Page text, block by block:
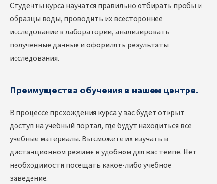
Студенты курса научатся правильно отбирать пробы и
образцы воды, проводить их всестороннее
исследование в лаборатории, анализировать
полученные данные и оформлять результаты
исследования.
Преимущества обучения в нашем центре.
В процессе прохождения курса у вас будет открыт
доступ на учебный портал, где будут находиться все
учебные материалы. Вы сможете их изучать в
дистанционном режиме в удобном для вас темпе. Нет
необходимости посещать какое-либо учебное
заведение.